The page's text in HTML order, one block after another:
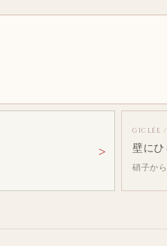
GICLÉE /
壁にひ
硝子か